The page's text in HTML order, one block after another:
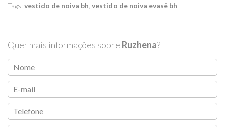
Tags:vestido de noiva bh vestido de noiva evasê bh
Quer mais informações sobre Ruzhena?